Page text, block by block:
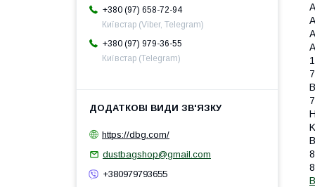
+380 (97) 658-72-94
Київстар (Viber, Telegram)
+380 (97) 979-36-55
Київстар (Telegram)
https://dbg.com/
dustbagshop@gmail.com
+380979793655